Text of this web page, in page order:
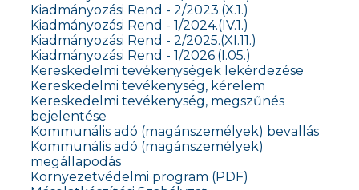
Kiadmányozási Rend - 2/2023.(X.1.)
Kiadmányozási Rend - 1/2024.(IV.1.)
Kiadmányozási Rend - 2/2025.(XI.11.)
Kiadmányozási Rend - 1/2026.(I.05.)
Kereskedelmi tevékenységek lekérdezése
Kereskedelmi tevékenység, kérelem
Kereskedelmi tevékenység, megszűnés
bejelentése
Kommunális adó (magánszemélyek) bevallás
Kommunális adó (magánszemélyek)
megállapodás
Környezetvédelmi program (PDF)